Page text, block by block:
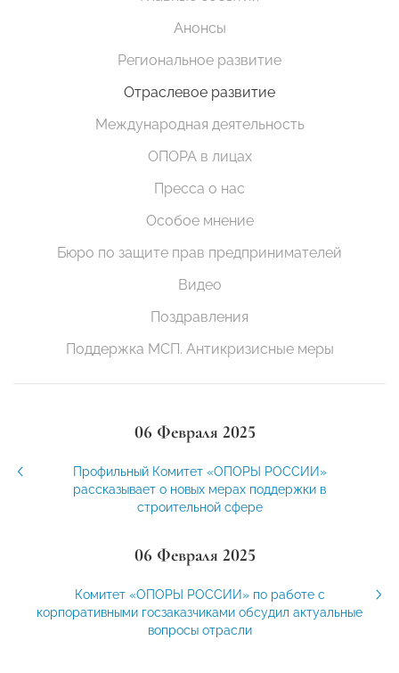
Анонсы
Региональное развитие
Отраслевое развитие
Международная деятельность
ОПОРА в лицах
Пресса о нас
Особое мнение
Бюро по защите прав предпринимателей
Видео
Поздравления
Поддержка МСП. Антикризисные меры
06 Февраля 2025
Профильный Комитет «ОПОРЫ РОССИИ»
рассказывает о новых мерах поддержки в
строительной сфере
06 Февраля 2025
Комитет «ОПОРЫ РОССИИ» по работе с
корпоративными госзаказчиками обсудил актуальные
вопросы отрасли